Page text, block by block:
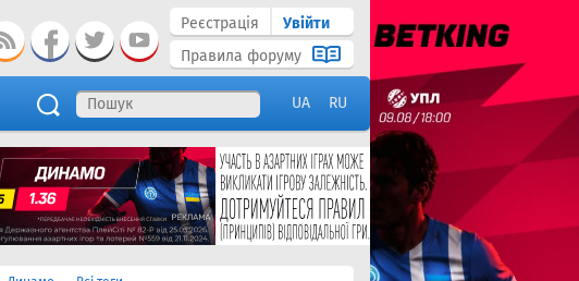
Реєстрація
Увійти
Правила форуму
UA RU